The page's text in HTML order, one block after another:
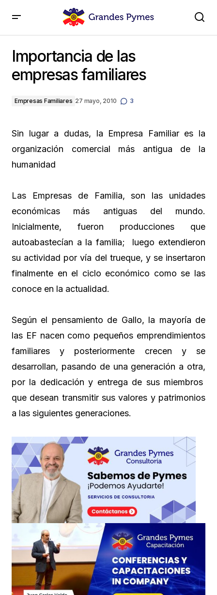
Importancia de las
empresas familiares
Empresas Familiares 27 mayo, 2010 3
Sin lugar a dudas, la Empresa Familiar es la
organización comercial más antigua de la
humanidad
Las Empresas de Familia, son las unidades
económicas más antiguas del mundo.
Inicialmente, fueron producciones que
autoabastecían a la familia; luego extendieron
su actividad por vía del trueque, y se insertaron
finalmente en el ciclo económico como se las
conoce en la actualidad.
Según el pensamiento de Gallo, la mayoría de
las EF nacen como pequeños emprendimientos
familiares y posteriormente crecen y se
desarrollan, pasando de una generación a otra,
por la dedicación y entrega de sus miembros
que desean transmitir sus valores y patrimonios
a las siguientes generaciones.